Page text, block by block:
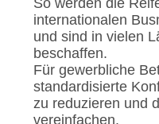
So werden die
internationalen
und sind in vielen
beschaffen.
Für gewerbliche
standardisierte
zu reduzieren und
vereinfachen.